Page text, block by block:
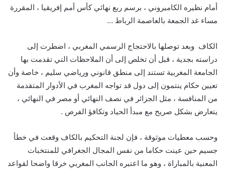
أمام نظيره الكاميروني ، برسم ربع نهائي كأس أمم إفريقيا ، المقررة
مساء غد الجمعة بالعاصمة الرباط …
الكاف وبعد توصلها بالاحتجاج الرسمي المغربي ، اضطرت إلى
دراسته بجدية ، قبل أن تخلص إلى أن الملاحظات التي تقدمت بها
الجامعة المغربية تستند إلى منطق قانوني ورياضي سليم ، خاصة وأن
تعيين حكام ينتمون إلى دول قد تواجه المغرب في الأدوار المتقدمة
من المنافسة ، مثل الجزائر في نصف النهائي أو مصر في النهائي ،
يتعارض بشكل صريح مع مبدأ الحياد وتكافؤ الفرص .
وحسب معطيات موثوقة ، فإن لجنة التحكيم بالكاف وقعت في خطأ
جسيم حين عينت حكاما من نفس المجال الجغرافي للمنتخبات
المعنية بالمباراة ، وهو ما اعتبره الجانب المغربي خرقا واضحا لقواعد